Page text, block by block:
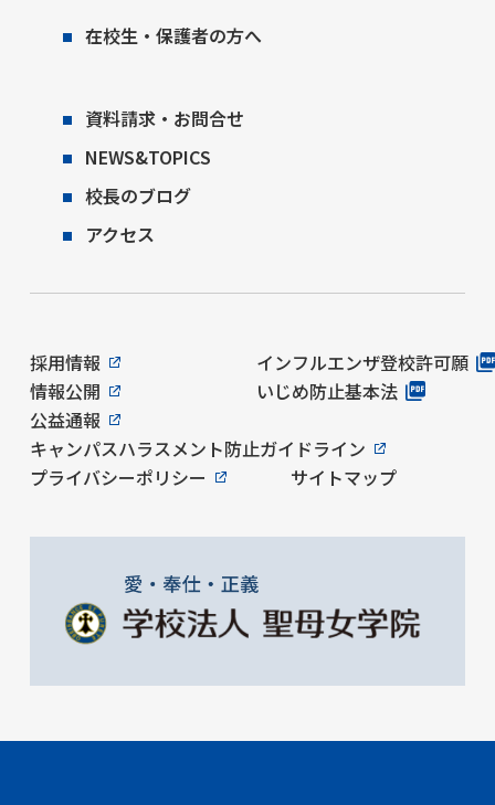
在校生・保護者の方へ
資料請求・お問合せ
NEWS&TOPICS
校長のブログ
アクセス
採用情報
インフルエンザ登校許可願
情報公開
いじめ防止基本法
公益通報
キャンパスハラスメント防止ガイドライン
プライバシーポリシー
サイトマップ